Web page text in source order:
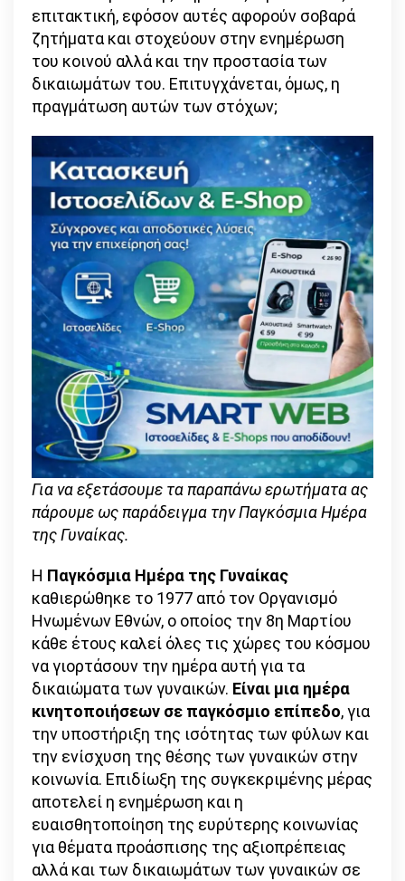
επιτακτική, εφόσον αυτές αφορούν σοβαρά
ζητήματα και στοχεύουν στην ενημέρωση
του κοινού αλλά και την προστασία των
δικαιωμάτων του. Επιτυγχάνεται, όμως, η
πραγμάτωση αυτών των στόχων;
Για να εξετάσουμε τα παραπάνω ερωτήματα ας
πάρουμε ως παράδειγμα την Παγκόσμια Ημέρα
της Γυναίκας.
Η Παγκόσμια Ημέρα της Γυναίκας
καθιερώθηκε το 1977 από τον Οργανισμό
Ηνωμένων Εθνών, ο οποίος την 8η Μαρτίου
κάθε έτους καλεί όλες τις χώρες του κόσμου
να γιορτάσουν την ημέρα αυτή για τα
δικαιώματα των γυναικών. Είναι μια ημέρα
κινητοποιήσεων σε παγκόσμιο επίπεδο, για
την υποστήριξη της ισότητας των φύλων και
την ενίσχυση της θέσης των γυναικών στην
κοινωνία. Επιδίωξη της συγκεκριμένης μέρας
αποτελεί η ενημέρωση και η
ευαισθητοποίηση της ευρύτερης κοινωνίας
για θέματα προάσπισης της αξιοπρέπειας
αλλά και των δικαιωμάτων των γυναικών σε